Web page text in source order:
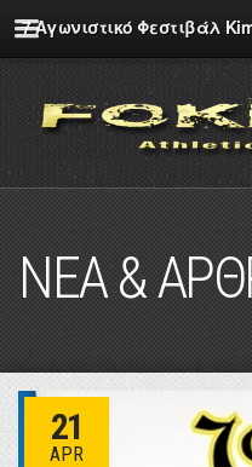
7 Αγωνιστικό Φεστιβάλ
ΝΕΑ &
21
APR